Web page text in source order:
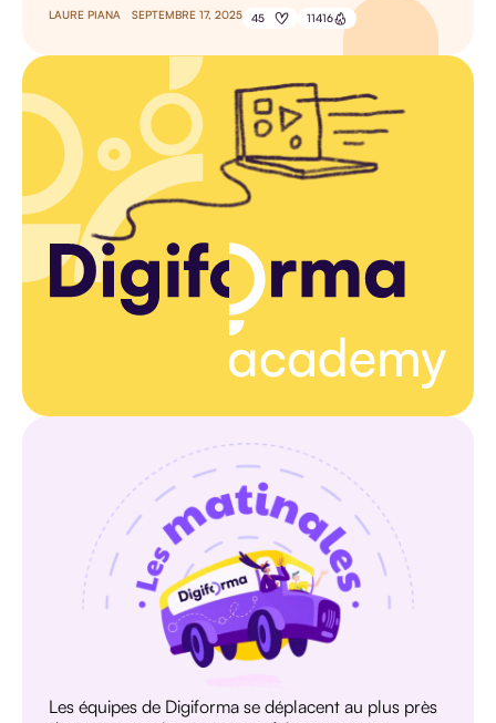
LAURE PIANA SEPTEMBRE 17, 2025 45 11416
Les équipes de Digiforma se déplacent au plus près